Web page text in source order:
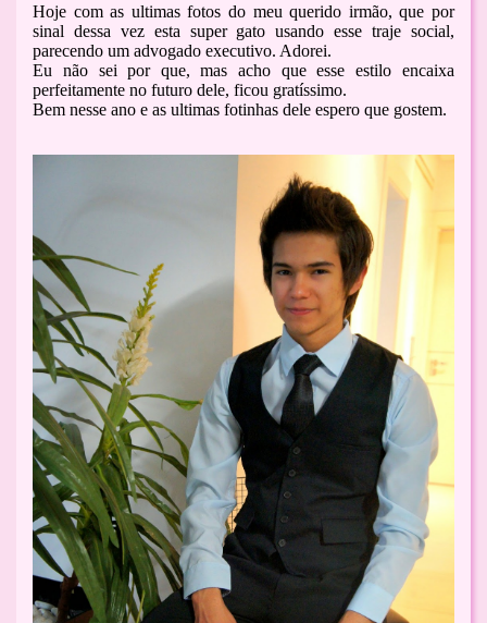
Hoje com as ultimas fotos do meu querido irmão, que por
sinal dessa vez esta super gato usando esse traje social,
parecendo um advogado executivo. Adorei.
Eu não sei por que, mas acho que esse estilo encaixa
perfeitamente no futuro dele, ficou gratíssimo.
Bem nesse ano e as ultimas fotinhas dele espero que gostem.